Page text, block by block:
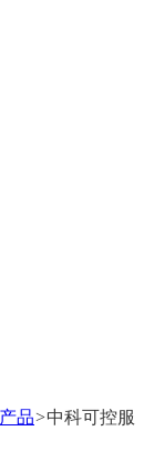
品>中科可控服